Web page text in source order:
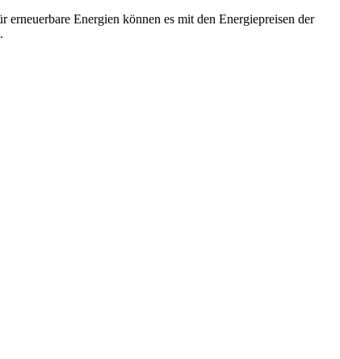
Energien können es mit den Energiepreisen der